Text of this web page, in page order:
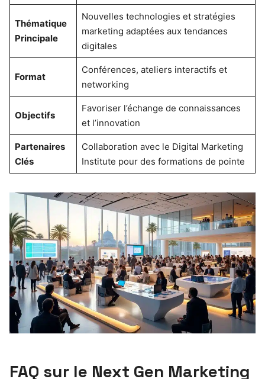
Thématique
Principale
Nouvelles technologies et stratégies
marketing adaptées aux tendances
digitales
Format
Conférences, ateliers interactifs et
networking
Objectifs
Favoriser l’échange de connaissances
et l’innovation
Partenaires
Clés
Collaboration avec le Digital Marketing
Institute pour des formations de pointe
FAQ sur le Next Gen Marketing